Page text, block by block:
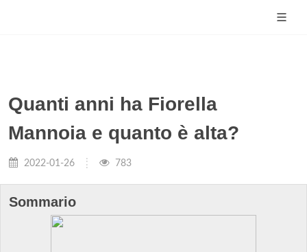
Quanti anni ha Fiorella
Mannoia e quanto è alta?
2022-01-26 783
Sommario